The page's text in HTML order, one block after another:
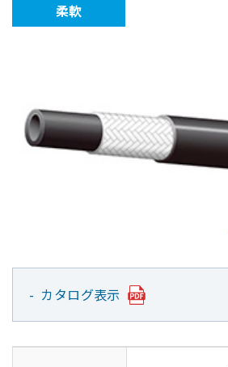
柔軟
カタログ表示